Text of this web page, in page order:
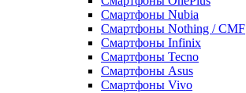
Смартфоны Nubia
Смартфоны Nothing / CMF
Смартфоны Infinix
Смартфоны Tecno
Смартфоны Asus
Смартфоны Vivo